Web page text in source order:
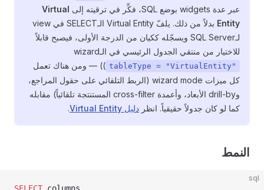
عبر عدة widgets بوضع SQL، فكِّر في ترقيته إلى
Virtual
Entity
بدلاً من ذلك. يلفّ Virtual Entity الـSELECT في view
لـSQL Server ويسجّله ككيان من الدرجة الأولى، فيصبح قابلاً
للاختيار من منتقي الجدول الرئيسي في الـwizard
( tableType = "VirtualEntity"
) — ومن هناك تعمل
كل ميزات wizard mode (الربط التلقائي على حقول المراجع،
وdrill-by الأبعاد، وأعمدة cross-filter المستنتجة تلقائياً) مقابله
كما لو كان جدولاً حقيقياً. انظر دليل Virtual Entity .
النمط
sql